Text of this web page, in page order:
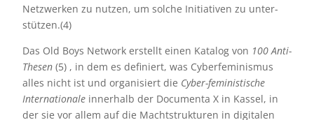
Netzwerken zu nutzen, um solche Initiativen zu unter-
stützen.(4)
Das Old Boys Network erstellt einen Katalog von 100 Anti-
Thesen (5) , in dem es definiert, was Cyberfeminismus
alles nicht ist und organisiert die Cyber-feministische
Internationale innerhalb der Documenta X in Kassel, in
der sie vor allem auf die Machtstrukturen in digitalen